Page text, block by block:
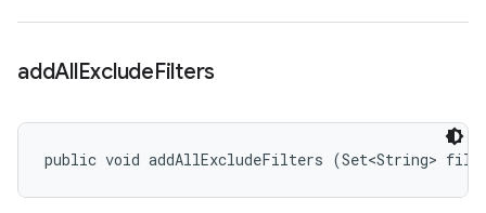
addAllExcludeFilters
public void addAllExcludeFilters (Set<String>